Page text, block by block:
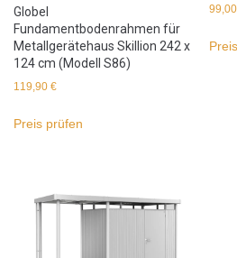
Globel
Fundamentbodenrahmen für
Metallgerätehaus Skillion 242 x
124 cm (Modell S86)
119,90 €
Preis prüfen